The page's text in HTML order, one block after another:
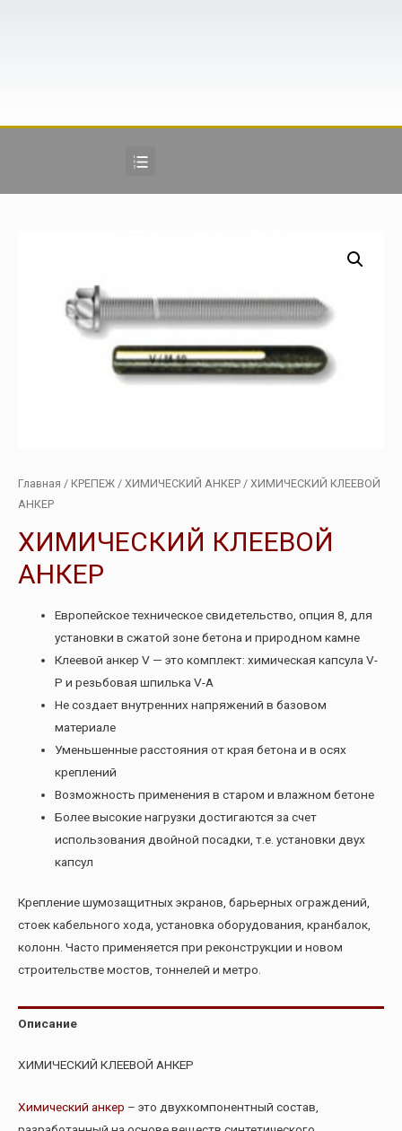
Главная / КРЕПЕЖ / ХИМИЧЕСКИЙ АНКЕР / ХИМИЧЕСКИЙ КЛЕЕВОЙ
АНКЕР
ХИМИЧЕСКИЙ КЛЕЕВОЙ
АНКЕР
Европейское техническое свидетельство, опция 8, для
установки в сжатой зоне бетона и природном камне
Клеевой анкер V — это комплект: химическая капсула V-
P и резьбовая шпилька V-A
Не создает внутренних напряжений в базовом
материале
Уменьшенные расстояния от края бетона и в осях
креплений
Возможность применения в стаpом и влажном бетоне
Более высокие нагpузки достигаются за счет
использования двойной посадки, т.е. установки двух
капсул
Крепление шумозащитных экранов, барьерных ограждений,
стоек кабельного хода, установка оборудования, кранбалок,
колонн. Часто применяется при реконструкции и новом
строительстве мостов, тоннелей и метро.
Описание
ХИМИЧЕСКИЙ КЛЕЕВОЙ АНКЕР
Химический анкер – это двухкомпонентный состав,